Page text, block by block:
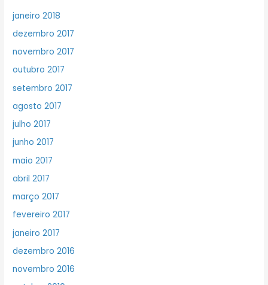
janeiro 2018
dezembro 2017
novembro 2017
outubro 2017
setembro 2017
agosto 2017
julho 2017
junho 2017
maio 2017
abril 2017
março 2017
fevereiro 2017
janeiro 2017
dezembro 2016
novembro 2016